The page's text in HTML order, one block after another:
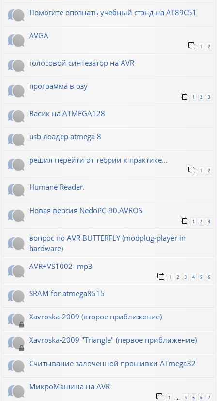
Помогите опознать учебный стэнд на AT89С51
AVGA
1 2
голосовой синтезатор на AVR
программа в озу
1 2 3
Васик на ATMEGA128
usb лоадер atmega 8
решил перейти от теории к практике...
1 2
Humane Reader.
Новая версия NedoPC-90.AVROS
1 2 3
вопрос по AVR BUTTERFLY (modplug-player in
hardware)
AVR+VS1002=mp3
1 2 3 4 5 6
SRAM for atmega8515
Xavroska-2009 (второе приближение)
Xavroska-2009 "Triangle" (первое приближение)
Считывание залоченной прошивки ATmega32
МикроМашина на AVR
1 4 5 6 7